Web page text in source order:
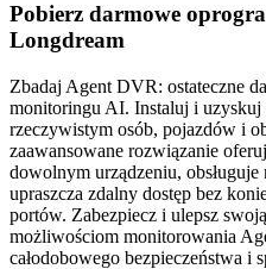
Pobierz darmowe
Longdream
Zbadaj Agent DVR: ostateczne
monitoringu AI. Instaluj i
rzeczywistym osób, pojazdów i
zaawansowane rozwiązanie
dowolnym urządzeniu,
upraszcza zdalny dostęp bez
portów. Zabezpiecz i ulepsz
możliwościom monitorowania
całodobowego bezpieczeństwa i